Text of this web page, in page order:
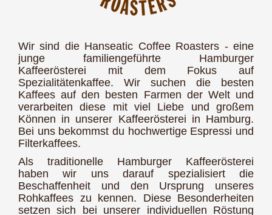
Wir sind die Hanseatic Coffee Roasters - eine
junge familiengeführte Hamburger
Kaffeerösterei mit dem Fokus auf
Spezialitätenkaffee. Wir suchen die besten
Kaffees auf den besten Farmen der Welt und
verarbeiten diese mit viel Liebe und großem
Können in unserer Kaffeerösterei in Hamburg.
Bei uns bekommst du hochwertige Espressi und
Filterkaffees.
Als traditionelle Hamburger Kaffeerösterei
haben wir uns darauf spezialisiert die
Beschaffenheit und den Ursprung unseres
Rohkaffees zu kennen. Diese Besonderheiten
setzen sich bei unserer individuellen Röstung